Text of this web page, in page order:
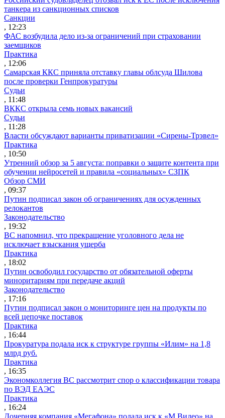
танкера из санкционных списков
Санкции
, 12:23
ФАС возбудила дело из-за ограничений при страховании
заемщиков
Практика
, 12:06
Самарская ККС приняла отставку главы облсуда Шилова
после проверки Генпрокуратуры
Судьи
, 11:48
ВККС открыла семь новых вакансий
Судьи
, 11:28
Власти обсуждают варианты приватизации «Сирены-Трэвел»
Практика
, 10:50
Утренний обзор за 5 августа: поправки о защите контента при
обучении нейросетей и правила «социальных» СЗПК
Обзор СМИ
, 09:37
Путин подписал закон об ограничениях для осужденных
релокантов
Законодательство
, 19:32
ВС напомнил, что прекращение уголовного дела не
исключает взыскания ущерба
Практика
, 18:02
Путин освободил государство от обязательной оферты
миноритариям при передаче акций
Законодательство
, 17:16
Путин подписал закон о мониторинге цен на продукты по
всей цепочке поставок
Практика
, 16:44
Прокуратура подала иск к структуре группы «Илим» на 1,8
млрд руб.
Практика
, 16:35
Экономколлегия ВС рассмотрит спор о классификации товара
по ВЭД ЕАЭС
Практика
, 16:24
Дочерняя компания «Мегафона» подала иск к «М.Видео» на